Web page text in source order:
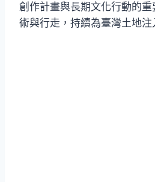
創作計畫與長期文化行動的
術與行走，持續為臺灣土地注